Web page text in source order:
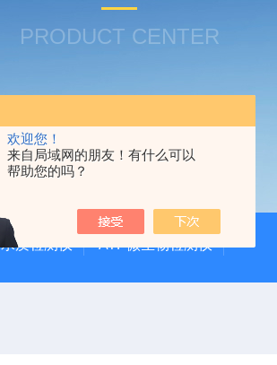
欢迎您！
来自局域网的朋友！有什么可以
帮助您的吗？
PRODUCT CENTER
水质检测仪 ATP微生物检测仪